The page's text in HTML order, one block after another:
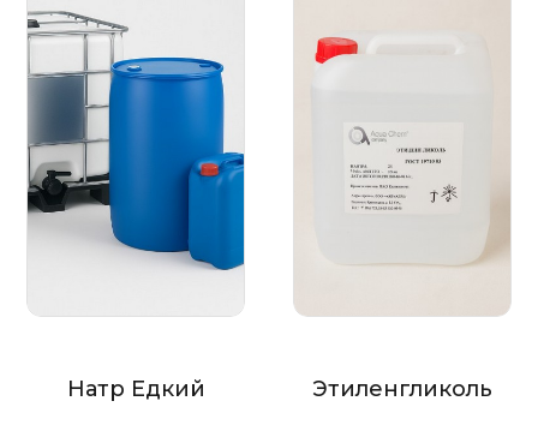
Натр Едкий Этиленгликоль